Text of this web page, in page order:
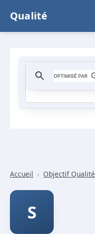
Qualité
Accueil › Objectif Qualité
S